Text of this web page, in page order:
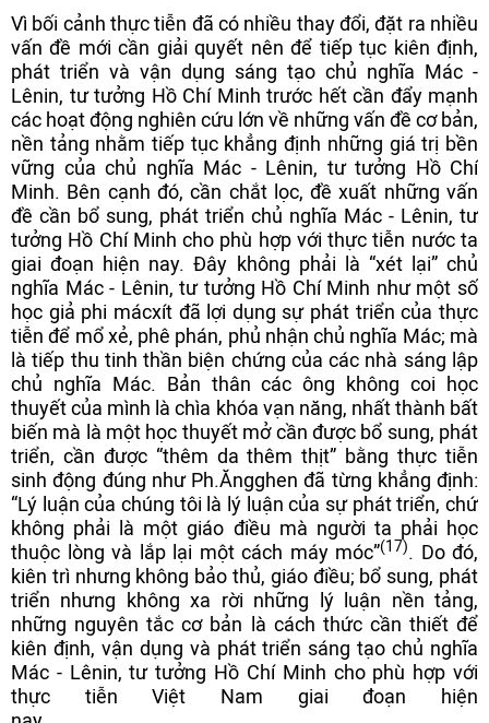
Vì bối cảnh thực tiễn đã có nhiều thay đổi, đặt ra nhiều
vấn đề mới cần giải quyết nên để tiếp tục kiên định,
phát triển và vận dụng sáng tạo chủ nghĩa Mác -
Lênin, tư tưởng Hồ Chí Minh trước hết cần đẩy mạnh
các hoạt động nghiên cứu lớn về những vấn đề cơ bản,
nền tảng nhằm tiếp tục khẳng định những giá trị bền
vững của chủ nghĩa Mác - Lênin, tư tưởng Hồ Chí
Minh. Bên cạnh đó, cần chắt lọc, đề xuất những vấn
đề cần bổ sung, phát triển chủ nghĩa Mác - Lênin, tư
tưởng Hồ Chí Minh cho phù hợp với thực tiễn nước ta
giai đoạn hiện nay. Đây không phải là “xét lại” chủ
nghĩa Mác - Lênin, tư tưởng Hồ Chí Minh như một số
học giả phi mácxít đã lợi dụng sự phát triển của thực
tiễn để mổ xẻ, phê phán, phủ nhận chủ nghĩa Mác; mà
là tiếp thu tinh thần biện chứng của các nhà sáng lập
chủ nghĩa Mác. Bản thân các ông không coi học
thuyết của mình là chìa khóa vạn năng, nhất thành bất
biến mà là một học thuyết mở cần được bổ sung, phát
triển, cần được “thêm da thêm thịt” bằng thực tiễn
sinh động đúng như Ph.Ăngghen đã từng khẳng định:
“Lý luận của chúng tôi là lý luận của sự phát triển, chứ
không phải là một giáo điều mà người ta phải học
thuộc lòng và lắp lại một cách máy móc”(17). Do đó,
kiên trì nhưng không bảo thủ, giáo điều; bổ sung, phát
triển nhưng không xa rời những lý luận nền tảng,
những nguyên tắc cơ bản là cách thức cần thiết để
kiên định, vận dụng và phát triển sáng tạo chủ nghĩa
Mác - Lênin, tư tưởng Hồ Chí Minh cho phù hợp với
thực tiễn Việt Nam giai đoạn hiện